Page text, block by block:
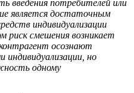
введения потребителей или
является достаточным
индивидуализации
риск смешения возникает
осознают
индивидуализации, но
одному